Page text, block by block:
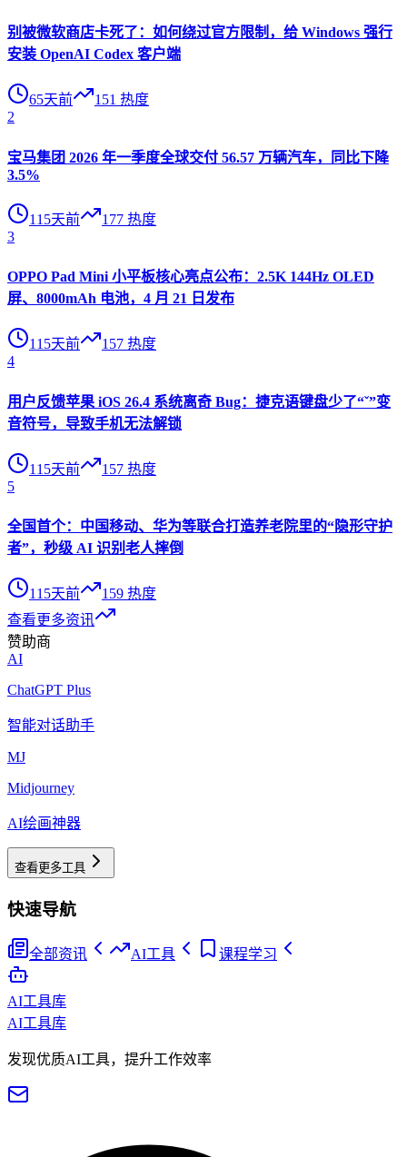
别被微软商店卡死了：如何绕过官方限制，给 Windows 强行
安装 OpenAI Codex 客户端
65天前 151 热度
2
宝马集团 2026 年一季度全球交付 56.57 万辆汽车，同比下降
3.5%
115天前 177 热度
3
OPPO Pad Mini 小平板核心亮点公布：2.5K 144Hz OLED
屏、8000mAh 电池，4 月 21 日发布
115天前 157 热度
4
用户反馈苹果 iOS 26.4 系统离奇 Bug：捷克语键盘少了“ˇ”变
音符号，导致手机无法解锁
115天前 157 热度
5
全国首个：中国移动、华为等联合打造养老院里的“隐形守护
者”，秒级 AI 识别老人摔倒
115天前 159 热度
查看更多资讯
赞助商
AI
ChatGPT Plus
智能对话助手
MJ
Midjourney
AI绘画神器
查看更多工具
快速导航
全部资讯 AI工具 课程学习
AI工具库
AI工具库
发现优质AI工具，提升工作效率